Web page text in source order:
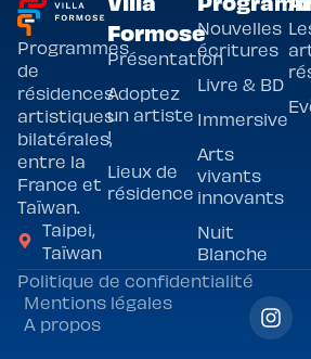
Programmes
de
résidences
artistiques
bilatérales,
entre la
France et
Taïwan.
Taipei,
Taïwan
Formose
Présentation
Adoptez
un artiste
!
Lieux de
résidence
Nouvelles
écritures
Livre & BD
Immersive
Arts
vivants
innovants
Nuit
Blanche
Politique de confidentialité
Mentions légales
A propos